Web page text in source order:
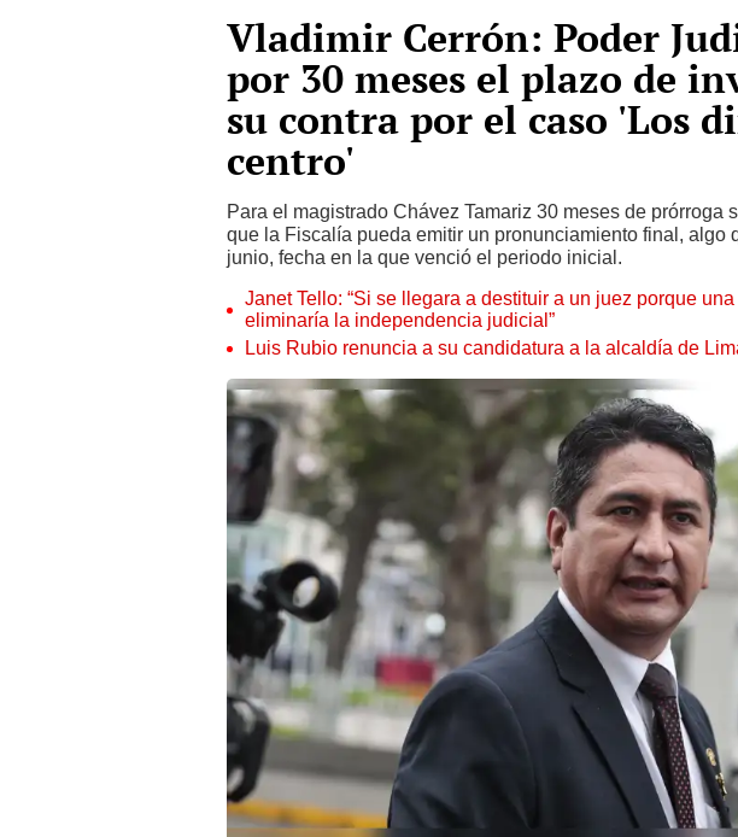
Vladimir Cerrón: Poder
por 30 meses el plazo de
su contra por el caso 'Los
centro'
Para el magistrado Chávez Tamariz 30 meses de prórroga
que la Fiscalía pueda emitir un pronunciamiento final, algo
junio, fecha en la que venció el periodo inicial.
Janet Tello: “Si se llegara a destituir a un juez porque
eliminaría la independencia judicial”
Luis Rubio renuncia a su candidatura a la alcaldía de